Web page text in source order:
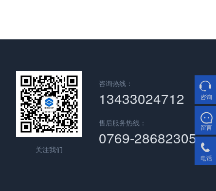
咨询
留言
电话
关注我们
咨询热线：
13433024712
售后服务热线：
0769-28682305